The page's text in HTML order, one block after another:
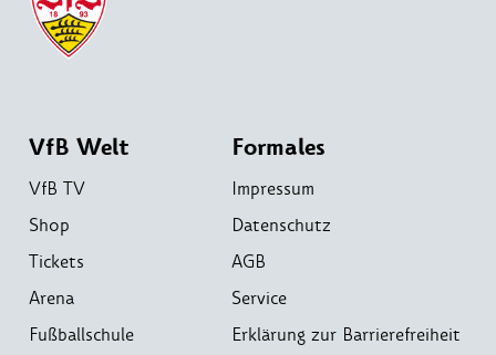
VfB Welt
VfB TV
Shop
Tickets
Arena
Fußballschule
Formales
Impressum
Datenschutz
AGB
Service
Erklärung zur Barrierefreiheit